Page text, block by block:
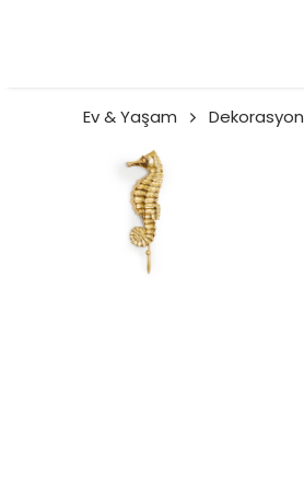
Ev & Yaşam Dekorasyon